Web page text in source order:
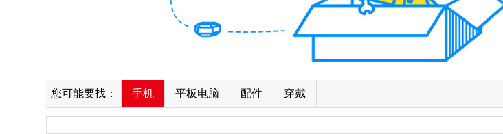
您可能要找： 手机 平板电脑 配件 穿戴